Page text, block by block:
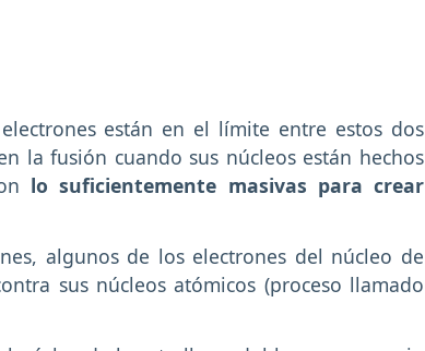
están en el límite entre estos dos
la fusión cuando sus núcleos están hechos
lo suficientemente masivas para crear
algunos de los electrones del núcleo de
sus núcleos atómicos (proceso llamado